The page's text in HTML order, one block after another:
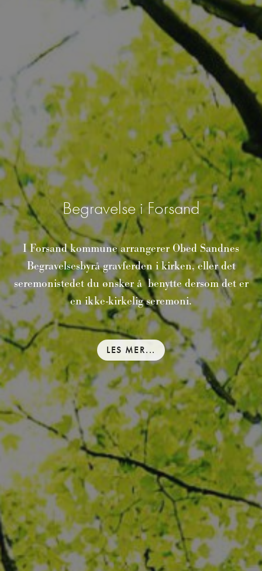
Begravelse i Forsand
I Forsand kommune arrangerer Obed Sandnes
Begravelsesbyrå gravferden i kirken, eller det
seremonistedet du ønsker å benytte dersom det er
en ikke-kirkelig seremoni.
LES MER...